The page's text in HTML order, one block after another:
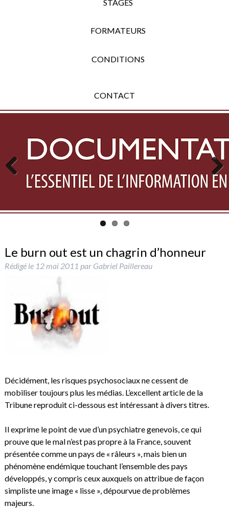
STAGES
FORMATEURS
CONDITIONS
CONTACT
Previous Next
Le burn out est un chagrin d’honneur
Rédigé le 12 mai 2011 par Gabriel Paillereau
Décidément, les risques psychosociaux ne cessent de
mobiliser toujours plus les médias. L’excellent article de la
Tribune reproduit ci-dessous est intéressant à divers titres.
Il exprime le point de vue d’un psychiatre genevois, ce qui
prouve que le mal n’est pas propre à la France, souvent
présentée comme un pays de « râleurs », mais bien un
phénomène endémique touchant l’ensemble des pays
développés, y compris ceux auxquels on attribue de façon
simpliste une image « lisse », dépourvue de problèmes
majeurs.